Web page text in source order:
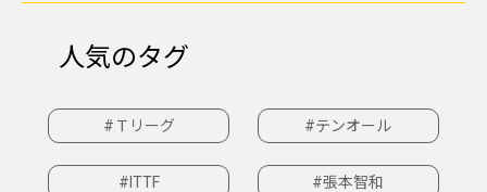
人気のタグ
#Ｔリーグ #テンオール
#ITTF #張本智和